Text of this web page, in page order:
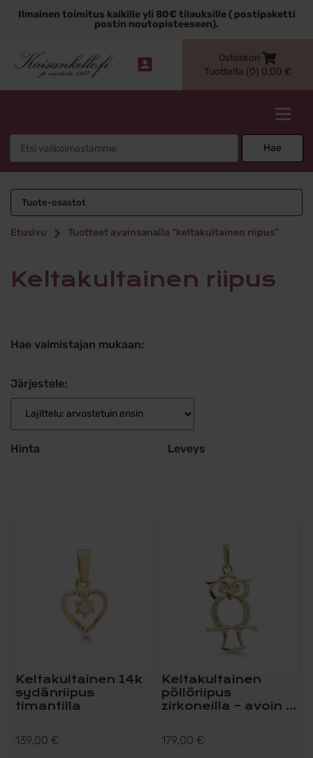
sisältöönIlmainen toimitus kaikille yli 80€ tilauksille ( postipaketti
postin noutopisteeseen).
Ostoskori
Tuotteita (0) 0,00 €
Hae
keltakultainen riipus
Tuote-osastot
Etusivu Tuotteet avainsanalla “keltakultainen riipus”
keltakultainen riipus
Hae valmistajan mukaan:
Järjestele:
Hinta Leveys
Keltakultainen 14k
sydänriipus
timantilla
139,00 €
Keltakultainen
pöllöriipus
zirkoneilla – avoin ...
179,00 €